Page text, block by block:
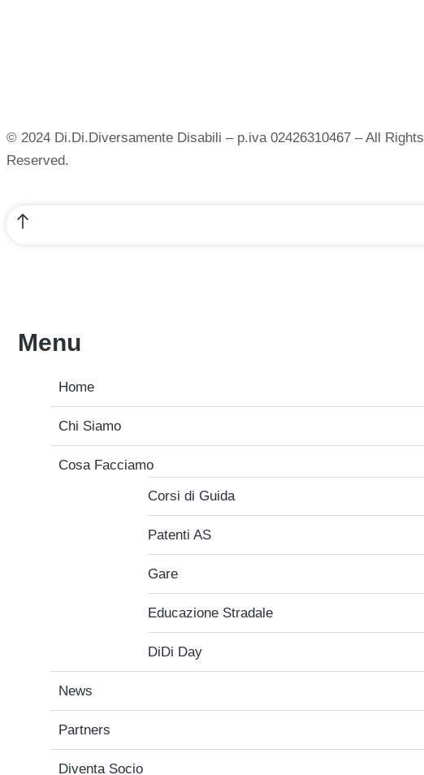
© 2024 Di.Di.Diversamente Disabili – p.iva 02426310467 – All Rights
Reserved.
Menu
Home
Chi Siamo
Cosa Facciamo
Corsi di Guida
Patenti AS
Gare
Educazione Stradale
DiDi Day
News
Partners
Diventa Socio